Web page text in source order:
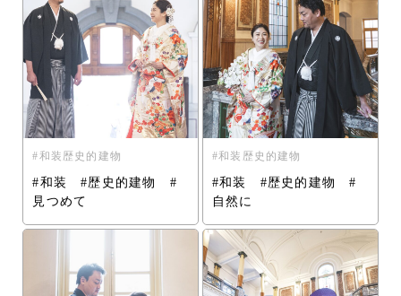
和装歴史的建物
#和装 #歴史的建物 #
見つめて
和装歴史的建物
#和装 #歴史的建物 #
自然に